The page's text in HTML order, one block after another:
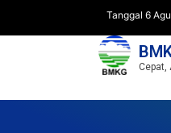
Tanggal 6
Cepat,